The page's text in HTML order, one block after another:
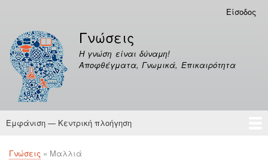
περιεχόμενο
λογαριασμού
χρήστη
Είσοδος
Γνώσεις
Η γνώση είναι δύναμη!
Αποφθέγματα, Γνωμικά, Επικαιρότητα
Κεντρική
Εμφάνιση — Κεντρική πλοήγηση
Γνώσεις
Αποφθέγματα
Γνώσεις Μαλλιά